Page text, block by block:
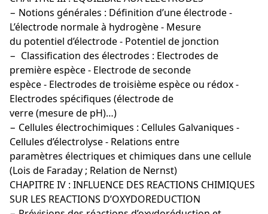
− Notions générales : Définition d’une électrode -
L’électrode normale à hydrogène - Mesure
du potentiel d’électrode - Potentiel de jonction
− Classification des électrodes : Electrodes de
première espèce - Electrode de seconde
espèce - Electrodes de troisième espèce ou rédox -
Electrodes spécifiques (électrode de
verre (mesure de pH)…)
− Cellules électrochimiques : Cellules Galvaniques -
Cellules d’électrolyse - Relations entre
paramètres électriques et chimiques dans une cellule
(Lois de Faraday ; Relation de Nernst)
CHAPITRE IV : INFLUENCE DES REACTIONS CHIMIQUES
SUR LES REACTIONS D’OXYDOREDUCTION